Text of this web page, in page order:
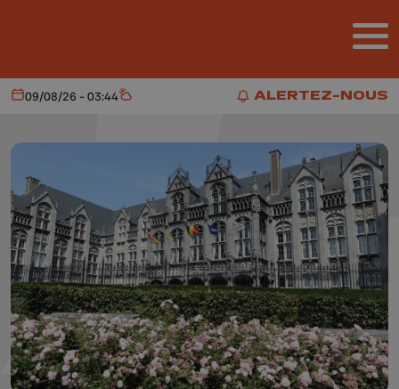
ALERTEZ-NOUS
ALERTEZ-NOUS
Aujourd'hui
09/08/26 - 03:44 Météo